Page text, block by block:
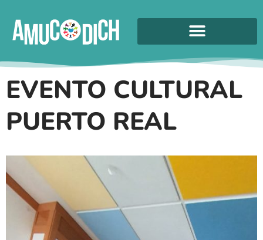
EVENTO CULTURAL
PUERTO REAL